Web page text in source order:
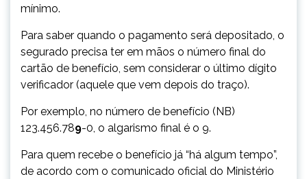
mínimo.
Para saber quando o pagamento será depositado, o
segurado precisa ter em mãos o número final do
cartão de benefício, sem considerar o último dígito
verificador (aquele que vem depois do traço).
Por exemplo, no número de benefício (NB)
123.456.789-0, o algarismo final é o 9.
Para quem recebe o benefício já “há algum tempo”,
de acordo com o comunicado oficial do Ministério